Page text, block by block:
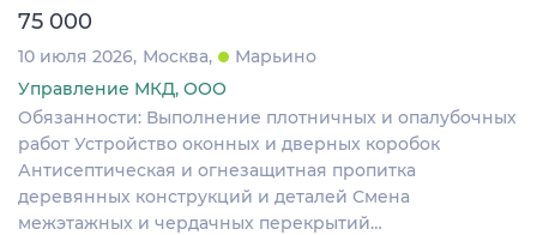
75 000
10 июля 2026 Москва
Марьино
Управление МКД, ООО
Обязанности: Выполнение плотничных и опалубочных
работ Устройство оконных и дверных коробок
Антисептическая и огнезащитная пропитка
деревянных конструкций и деталей Смена
межэтажных и чердачных перекрытий…